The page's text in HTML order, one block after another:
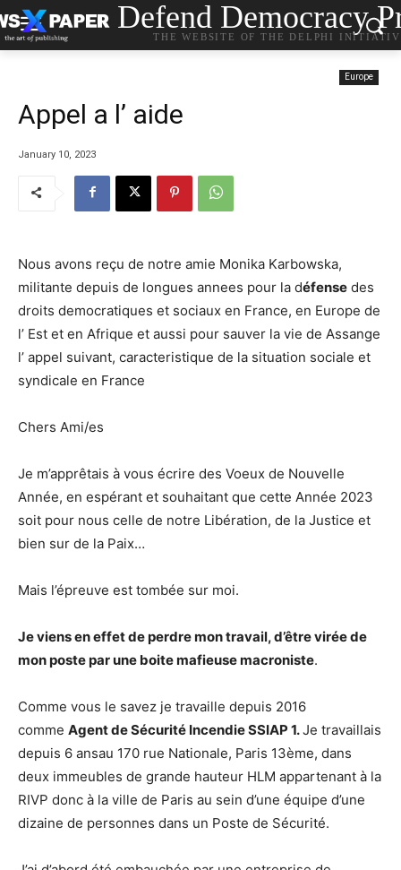
Defend Democracy
THE WEBSITE OF THE DELPHI
Europe
Appel a l’ aide
January 10, 2023
Nous avons reçu de notre amie Monika Karbowska,
militante depuis de longues annees pour la défense des
droits democratiques et sociaux en France, en Europe de
l’ Est et en Afrique et aussi pour sauver la vie de Assange
l’ appel suivant, caracteristique de la situation sociale et
syndicale en France
Chers Ami/es
Je m’apprêtais à vous écrire des Voeux de Nouvelle
Année, en espérant et souhaitant que cette Année 2023
soit pour nous celle de notre Libération, de la Justice et
bien sur de la Paix…
Mais l’épreuve est tombée sur moi.
Je viens en effet de perdre mon travail, d’être virée de
mon poste par une boite mafieuse macroniste.
Comme vous le savez je travaille depuis 2016
comme Agent de Sécurité Incendie SSIAP 1.Je travaillais
depuis 6 ansau 170 rue Nationale, Paris 13ème, dans
deux immeubles de grande hauteur HLM appartenant à la
RIVP donc à la ville de Paris au sein d’une équipe d’une
dizaine de personnes dans un Poste de Sécurité.